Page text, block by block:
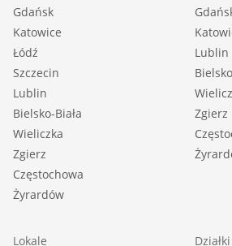
Gdańsk
Katowice
Łódź
Szczecin
Lublin
Bielsko-Biała
Wieliczka
Zgierz
Częstochowa
Żyrardów
Lublin
Zgierz
Lokale
Działki